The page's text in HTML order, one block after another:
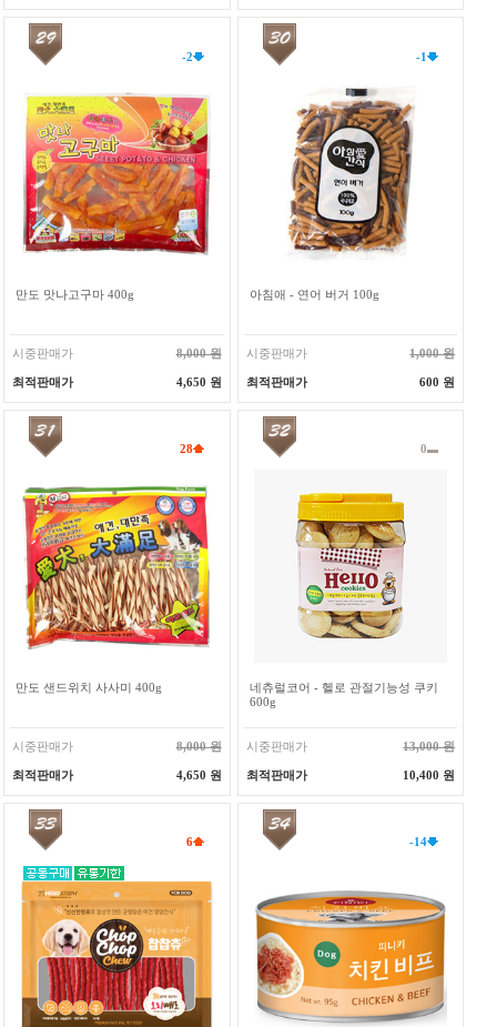
-2
만도 맛나고구마 400g
시중판매가 8,000 원
최적판매가 4,650 원
-1
아침애 - 연어 버거 100g
시중판매가 1,000 원
최적판매가 600 원
28
만도 샌드위치 사사미 400g
시중판매가 8,000 원
최적판매가 4,650 원
0
네츄럴코어 - 헬로 관절기능성 쿠키
600g
시중판매가 13,000 원
최적판매가 10,400 원
6 -14